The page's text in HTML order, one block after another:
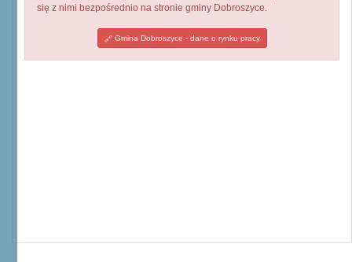
się z nimi bezpośrednio na stronie gminy Dobroszyce.
Gmina Dobroszyce - dane o rynku pracy